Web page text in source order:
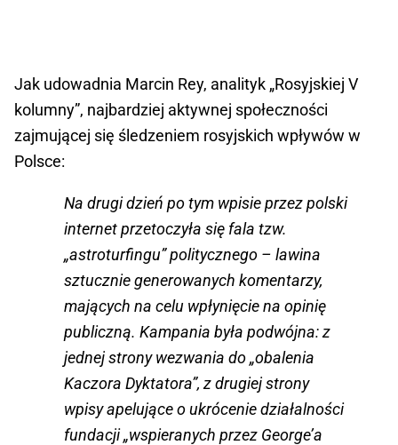
Jak udowadnia Marcin Rey, analityk „Rosyjskiej V
kolumny”, najbardziej aktywnej społeczności
zajmującej się śledzeniem rosyjskich wpływów w
Polsce:
Na drugi dzień po tym wpisie przez polski
internet przetoczyła się fala tzw.
„astroturfingu” politycznego – lawina
sztucznie generowanych komentarzy,
mających na celu wpłynięcie na opinię
publiczną. Kampania była podwójna: z
jednej strony wezwania do „obalenia
Kaczora Dyktatora”, z drugiej strony
wpisy apelujące o ukrócenie działalności
fundacji „wspieranych przez George’a